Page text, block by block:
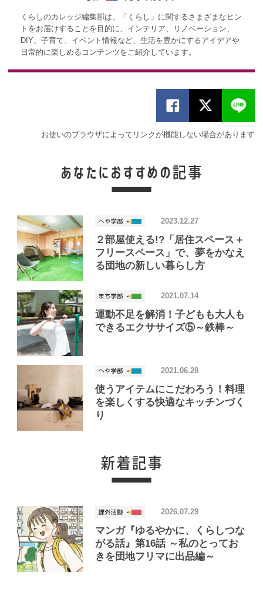
くらしのカレッジ編集部は、「くらし」に関するさまざまなヒン
トをお届けすることを目的に、インテリア、リノベーション、
DIY、子育て、イベント情報など、生活を豊かにするアイデアや
日常的に楽しめるコンテンツをご紹介しています。
お使いのブラウザによってリンクが機能しない場合があります
２部屋使える!?「居住スペース＋
フリースペース」で、夢をかなえ
る団地の新しい暮らし方
2023.12.27
運動不足を解消！子どもも大人も
できるエクササイズ⑤～鉄棒～
2021.07.14
使うアイテムにこだわろう！料理
を楽しくする快適なキッチンづく
り
2021.06.28
マンガ『ゆるやかに、くらしつな
がる話』第16話 ～私のとってお
きを団地フリマに出品編～
2026.07.29